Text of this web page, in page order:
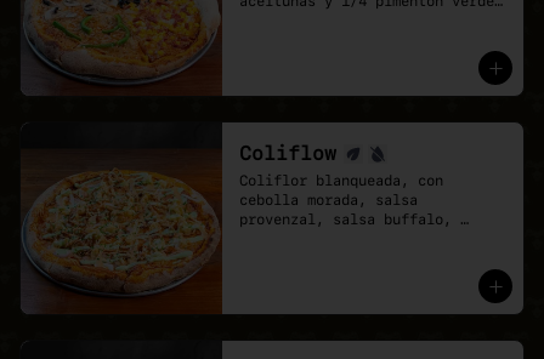
elegir, elige una que lo tenga
Coliflow
Coliflor blanqueada, con
cebolla morada, salsa
provenzal, salsa buffalo,